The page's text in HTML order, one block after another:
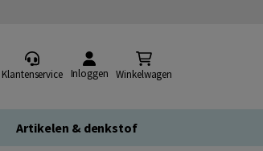
Klantenservice Inloggen Winkelwagen
Artikelen & denkstof